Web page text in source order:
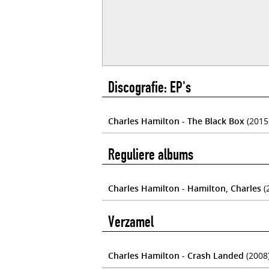
Discografie: EP's
Charles Hamilton - The Black Box
Reguliere albums
Charles Hamilton - Hamilton, Charles
Verzamel
Charles Hamilton - Crash Landed